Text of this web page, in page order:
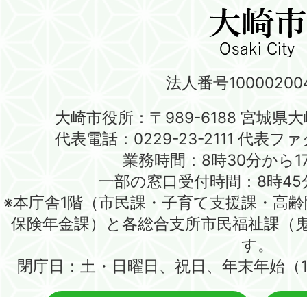
法人番号
大崎市役所：〒989-6188 宮城県大
代表電話：0229-23-2111 代表フ
業務時間：8時30分から
一部の窓口受付時間：8時
※本庁舎1階（市民課・子育て支援課・高
保険年金課）と各総合支所市民福祉課（
す。
閉庁日：土・日曜日、祝日、年末年始